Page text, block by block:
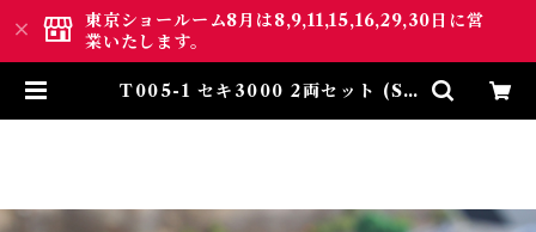
東京ショールーム8月は8,9,11,15,16,29,30日に営
業いたします。
T005-1 セキ3000 2両セット (Se